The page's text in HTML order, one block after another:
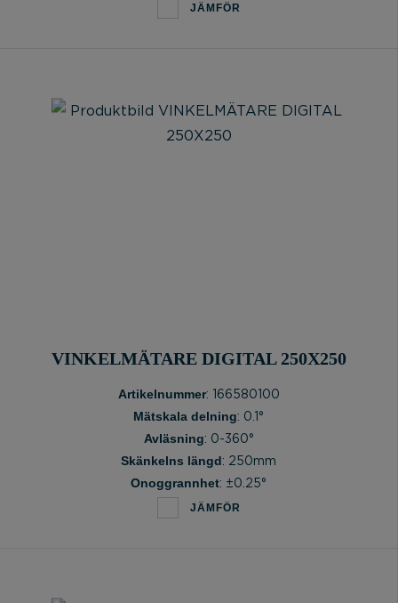
JÄMFÖR
VINKELMÄTARE DIGITAL 250X250
Artikelnummer: 166580100
Mätskala delning: 0.1°
Avläsning: 0-360°
Skänkelns längd: 250mm
Onoggrannhet: ±0.25°
JÄMFÖR